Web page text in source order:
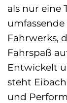
als nur eine
Fahrwerks,
Fahrspaß
Entwickelt
steht
und